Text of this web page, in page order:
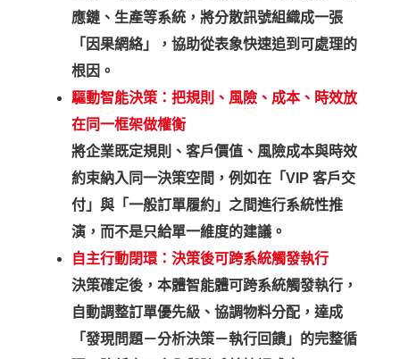
應鏈、生產等系統，將分散訊號組織成一張
「因果網絡」，協助從表象快速追到可處理的
根因。
驅動智能決策：把規則、風險、成本、時效放
在同一框架做權衡
將企業既定規則、客戶價值、風險成本與時效
約束納入同一決策空間，例如在「VIP 客戶交
付」與「一般訂單履約」之間進行系統性推
演，而不是只給單一維度的建議。
自主行動閉環：決策後可跨系統觸發執行
決策確定後，本體智能體可跨系統觸發執行，
自動調整訂單優先級、協調物料分配，達成
「發現問題－分析決策－執行回饋」的完整循